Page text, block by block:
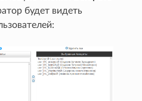
будет видеть